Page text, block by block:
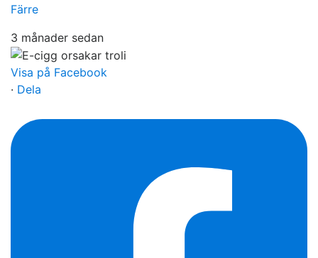
Färre
3 månader sedan
Visa på Facebook
· Dela